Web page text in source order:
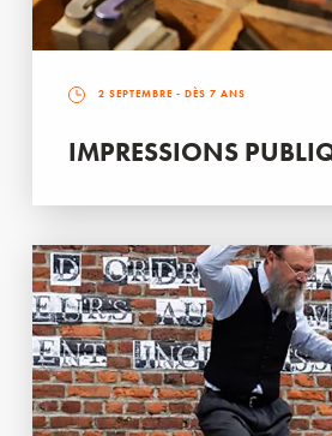
2 SEPTEMBRE - DÈS 7 ANS
IMPRESSIONS